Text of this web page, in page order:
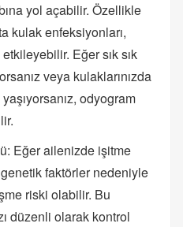
yol açabilir. Özellikle
kulak enfeksiyonları,
Eğer sık sık
veya kulaklarınızda
odyogram
Eğer ailenizde işitme
faktörler nedeniyle
riski olabilir. Bu
düzenli olarak kontrol